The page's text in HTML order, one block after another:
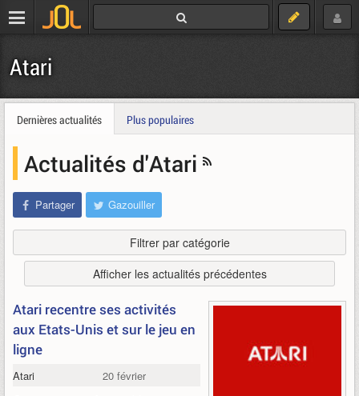
Atari
Dernières actualités Plus populaires
Actualités d'Atari
Partager Gazouiller
Filtrer par catégorie
Afficher les actualités précédentes
Atari recentre ses activités
aux Etats-Unis et sur le jeu en
ligne
Atari 20 février 2010